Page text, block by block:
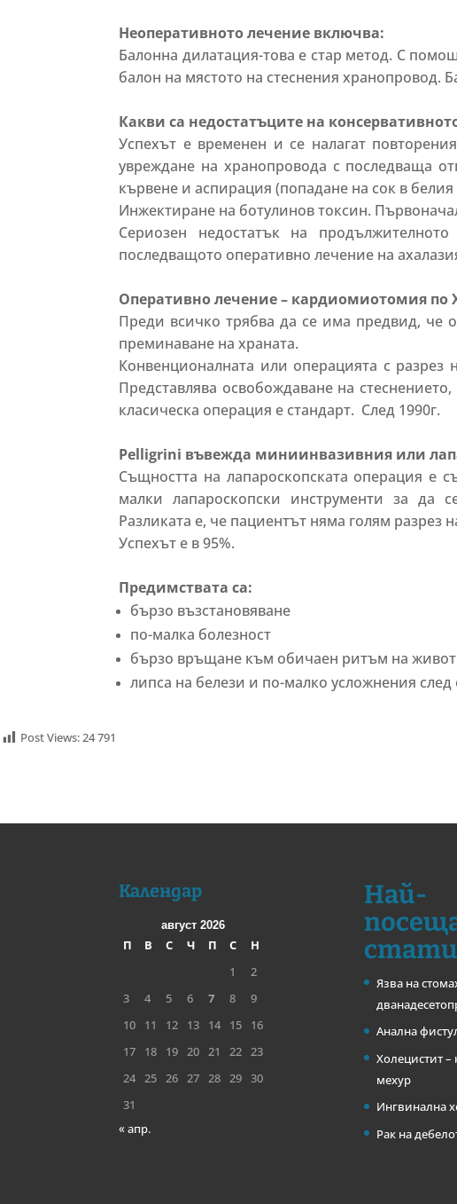
Неоперативното лечение включва:
Балонна дилатация-това е стар метод. С
балон на мястото на стеснения хранопровод.
Какви са недостатъците на
Успехът е временен и се налагат
увреждане на хранопровода с последваща
кървене и аспирация (попадане на сок в
Инжектиране на ботулинов токсин.
Сериозен недостатък на
последващото оперативно лечение на
Оперативно лечение – кардиомиотомия по
Преди всичко трябва да се има предвид, че
преминаване на храната.
Конвенционалната или операцията с
Представлява освобождаване на
класическа операция е стандарт. След 1990г.
Pelligrini въвежда миниинвазивния или
Същността на лапароскопската операция е
малки лапароскопски инструменти за да
Разликата е, че пациентът няма голям разрез
Успехът е в 95%.
Предимствата са:
бързо възстановяване
по-малка болезност
бързо връщане към обичаен ритъм на живот
липса на белези и по-малко усложнения
Post Views:24 791
Календар
август 2026
П В С Ч П С
Н
1
2
3
4 5 6 7 8
9
10
11 12 13 14 15
16
17
18 19 20 21 22 23
24 25 26 27 28 29 30
31
« апр.
Най-
Язва на
Анална
Холецистит
мехур
Ингвинална
Рак на